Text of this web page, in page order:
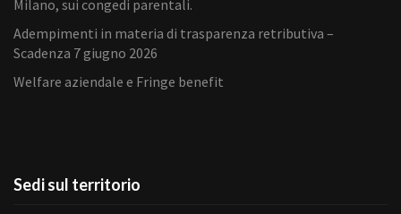
Milano, sui congedi parentali.
Adempimenti in materia di trasparenza retributiva –
Scadenza 7 giugno 2026
Welfare aziendale e Fringe benefit
Sedi sul territorio